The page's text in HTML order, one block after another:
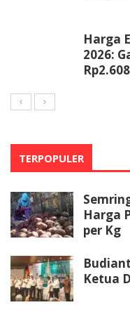
Harga
2026:
TERPOPULER
Harga
per Kg
Ketua